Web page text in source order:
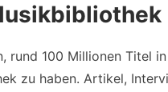
rund 100 Millionen Titel
zu haben. Artikel,